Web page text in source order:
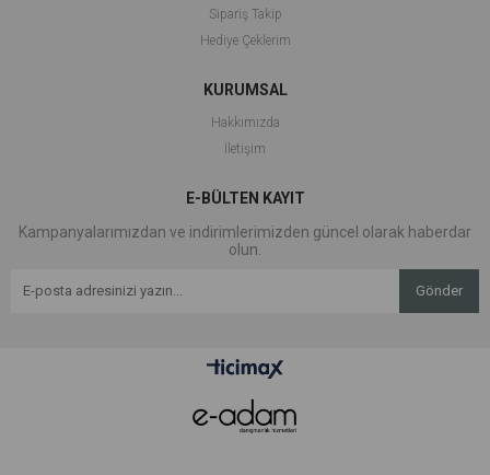
Sipariş Takip
Hediye Çeklerim
KURUMSAL
Hakkımızda
İletişim
E-BÜLTEN KAYIT
Kampanyalarımızdan ve indirimlerimizden güncel olarak haberdar
olun.
Gönder